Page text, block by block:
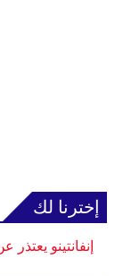
إخترنا لك
إنفانتينو